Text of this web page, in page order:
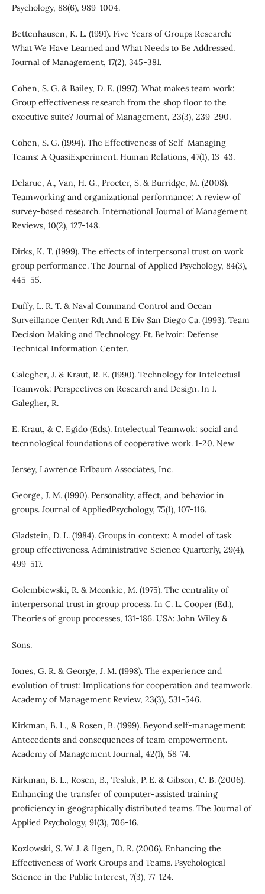
Psychology, 88(6), 989-1004.
Bettenhausen, K. L. (1991). Five Years of Groups Research:
What We Have Learned and What Needs to Be Addressed.
Journal of Management, 17(2), 345-381.
Cohen, S. G. & Bailey, D. E. (1997). What makes team work:
Group effectiveness research from the shop floor to the
executive suite? Journal of Management, 23(3), 239-290.
Cohen, S. G. (1994). The Effectiveness of Self-Managing
Teams: A QuasiExperiment. Human Relations, 47(1), 13-43.
Delarue, A., Van, H. G., Procter, S. & Burridge, M. (2008).
Teamworking and organizational performance: A review of
survey-based research. International Journal of Management
Reviews, 10(2), 127-148.
Dirks, K. T. (1999). The effects of interpersonal trust on work
group performance. The Journal of Applied Psychology, 84(3),
445-55.
Duffy, L. R. T. & Naval Command Control and Ocean
Surveillance Center Rdt And E Div San Diego Ca. (1993). Team
Decision Making and Technology. Ft. Belvoir: Defense
Technical Information Center.
Galegher, J. & Kraut, R. E. (1990). Technology for Intelectual
Teamwok: Perspectives on Research and Design. In J.
Galegher, R.
E. Kraut, & C. Egido (Eds.). Intelectual Teamwok: social and
tecnnological foundations of cooperative work. 1-20. New
Jersey, Lawrence Erlbaum Associates, Inc.
George, J. M. (1990). Personality, affect, and behavior in
groups. Journal of AppliedPsychology, 75(1), 107-116.
Gladstein, D. L. (1984). Groups in context: A model of task
group effectiveness. Administrative Science Quarterly, 29(4),
499-517.
Golembiewski, R. & Mconkie, M. (1975). The centrality of
interpersonal trust in group process. In C. L. Cooper (Ed.),
Theories of group processes, 131-186. USA: John Wiley &
Sons.
Jones, G. R. & George, J. M. (1998). The experience and
evolution of trust: Implications for cooperation and teamwork.
Academy of Management Review, 23(3), 531-546.
Kirkman, B. L., & Rosen, B. (1999). Beyond self-management:
Antecedents and consequences of team empowerment.
Academy of Management Journal, 42(1), 58-74.
Kirkman, B. L., Rosen, B., Tesluk, P. E. & Gibson, C. B. (2006).
Enhancing the transfer of computer-assisted training
proficiency in geographically distributed teams. The Journal of
Applied Psychology, 91(3), 706-16.
Kozlowski, S. W. J. & Ilgen, D. R. (2006). Enhancing the
Effectiveness of Work Groups and Teams. Psychological
Science in the Public Interest, 7(3), 77-124.